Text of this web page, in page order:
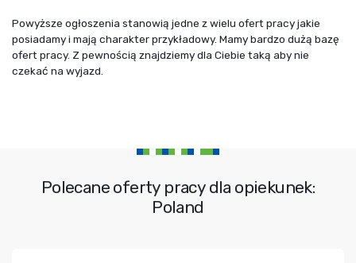
Powyższe ogłoszenia stanowią jedne z wielu ofert pracy jakie
posiadamy i mają charakter przykładowy. Mamy bardzo dużą bazę
ofert pracy. Z pewnością znajdziemy dla Ciebie taką aby nie
czekać na wyjazd.
Polecane oferty pracy dla opiekunek:
Poland